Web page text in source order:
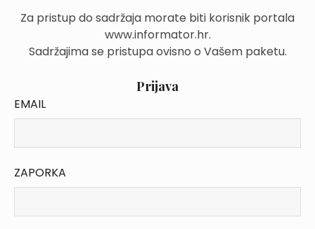
Za pristup do sadržaja morate biti korisnik portala
www.informator.hr.
Sadržajima se pristupa ovisno o Vašem paketu.
Prijava
EMAIL
ZAPORKA